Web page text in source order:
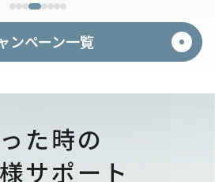
ンペーン一覧
た時の
サポート